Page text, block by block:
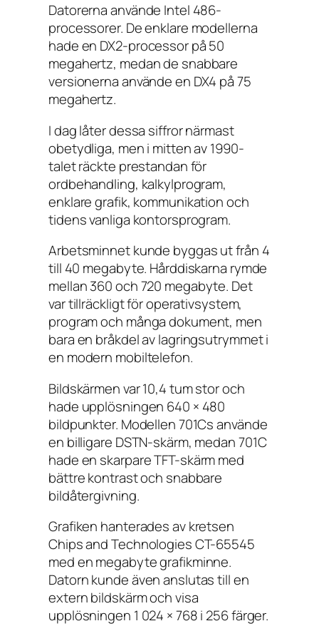
Datorerna använde Intel 486-
processorer. De enklare modellerna
hade en DX2-processor på 50
megahertz, medan de snabbare
versionerna använde en DX4 på 75
megahertz.
I dag låter dessa siffror närmast
obetydliga, men i mitten av 1990-
talet räckte prestandan för
ordbehandling, kalkylprogram,
enklare grafik, kommunikation och
tidens vanliga kontorsprogram.
Arbetsminnet kunde byggas ut från 4
till 40 megabyte. Hårddiskarna rymde
mellan 360 och 720 megabyte. Det
var tillräckligt för operativsystem,
program och många dokument, men
bara en bråkdel av lagringsutrymmet i
en modern mobiltelefon.
Bildskärmen var 10,4 tum stor och
hade upplösningen 640 × 480
bildpunkter. Modellen 701Cs använde
en billigare DSTN-skärm, medan 701C
hade en skarpare TFT-skärm med
bättre kontrast och snabbare
bildåtergivning.
Grafiken hanterades av kretsen
Chips and Technologies CT-65545
med en megabyte grafikminne.
Datorn kunde även anslutas till en
extern bildskärm och visa
upplösningen 1 024 × 768 i 256 färger.